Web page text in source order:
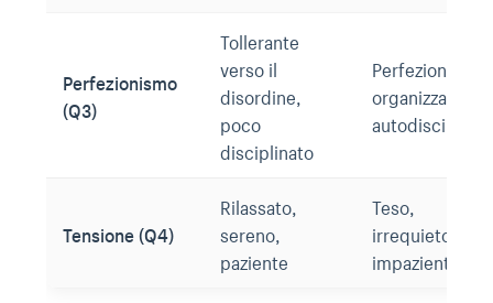
Perfezionismo
(Q3)
Tollerante
verso il
disordine,
poco
disciplinato
Perfezionista,
organizzato,
Tensione (Q4)
Rilassato,
sereno,
paziente
Teso,
irrequieto,
impaziente